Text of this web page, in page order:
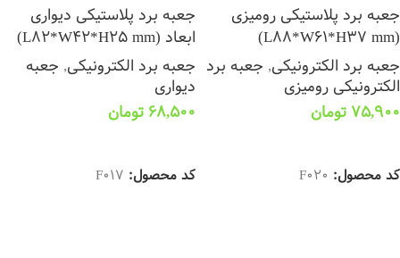
جعبه برد پلاستیکی رومیزی
(L88*W61*H37 mm)
جعبه برد الکترونیکی, جعبه برد
الکترونیکی رومیزی
75,900 تومان
کد محصول: F020
جعبه برد پلاستیکی دیواری
ابعاد (L82*W42*H25 mm)
جعبه برد الکترونیکی, جعبه
دیواری
68,500 تومان
کد محصول: F017